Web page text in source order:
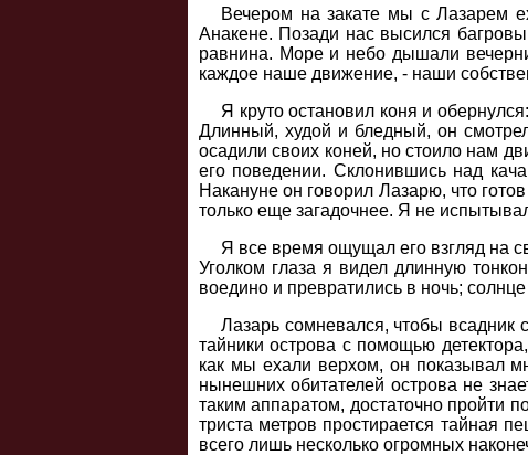
Вечером на закате мы с Лазарем
Анакене. Позади нас высился
равнина. Море и небо дышали
каждое наше движение, - наши
Я круто остановил коня и
Длинный, худой и бледный, он
осадили своих коней, но стоило нам
его поведении. Склонившись над
Накануне он говорил Лазарю, что
только еще загадочнее. Я не
Я все время ощущал его взгляд на
Уголком глаза я видел длинную
воедино и превратились в ночь;
Лазарь сомневался, чтобы всадник
тайники острова с помощью
как мы ехали верхом, он показывал
нынешних обитателей острова не
таким аппаратом, достаточно пройти
триста метров простирается тайная
всего лишь несколько огромных